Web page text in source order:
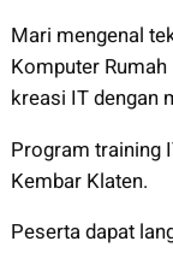
Mari mengenal
Komputer
kreasi IT dengan
Program training
Kembar Klaten.
Peserta dapat